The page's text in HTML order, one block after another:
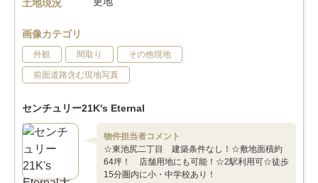
土地現況
画像カテゴリ
外観 間取り その他現地
前面道路含む現地写真
センチュリー21K's Eternal
物件担当者コメント
☆東池尻二丁目 建築条件なし！☆敷地面積約
64坪！ 店舗用地にも可能！☆2駅利用可☆徒歩
15分圏内に小・中学校あり！